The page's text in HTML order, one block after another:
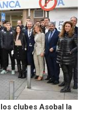
clubes Asobal la